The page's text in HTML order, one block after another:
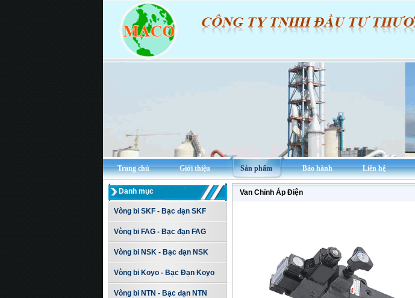
Trang chủ Giới thiệu Sản phẩm Bảo hành Liên hệ
Danh mục
Vòng bi SKF - Bạc đạn SKF
Vòng bi FAG - Bạc đạn FAG
Vòng bi NSK - Bạc đạn NSK
Vòng bi Koyo - Bạc Đạn Koyo
Vòng bi NTN - Bạc đạn NTN
Van Chỉnh Áp Điện